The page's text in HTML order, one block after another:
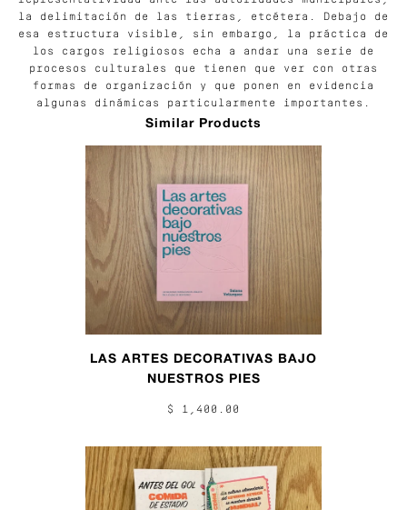
la delimitación de las tierras, etcétera. Debajo de
esa estructura visible, sin embargo, la práctica de
los cargos religiosos echa a andar una serie de
procesos culturales que tienen que ver con otras
formas de organización y que ponen en evidencia
algunas dinámicas particularmente importantes.
Similar Products
LAS ARTES DECORATIVAS BAJO
NUESTROS PIES
$ 1,400.00